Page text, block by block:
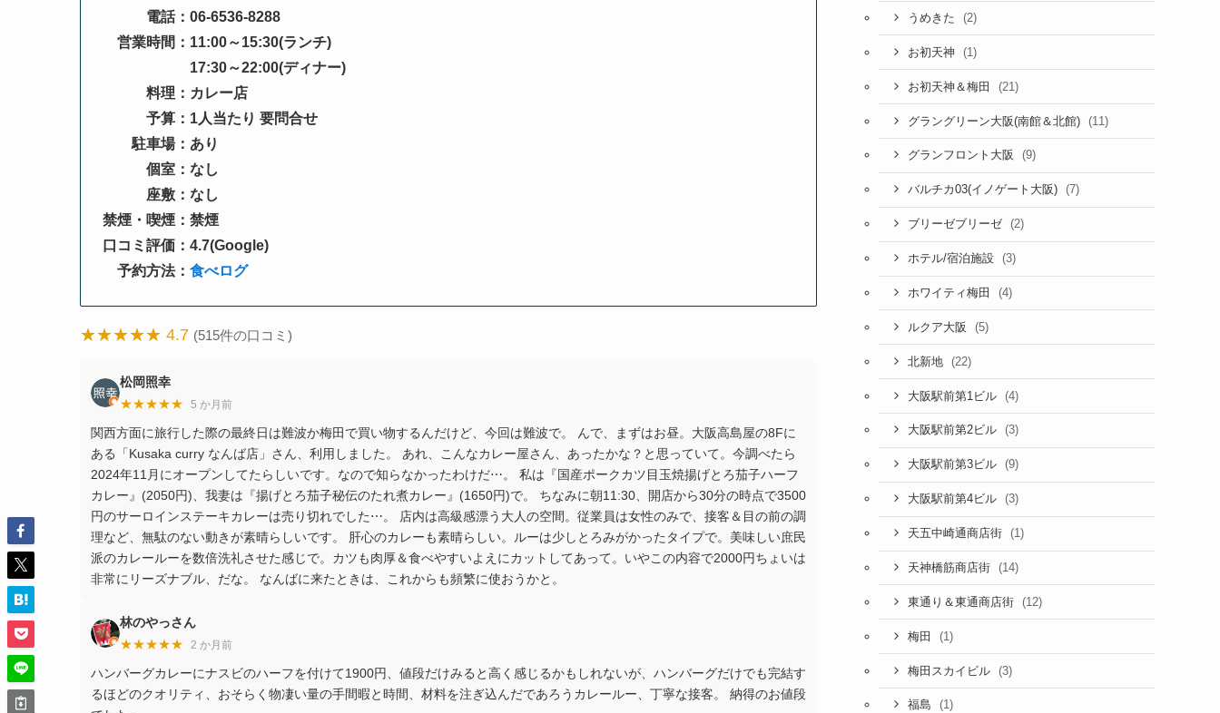
電話：06-6536-8288
営業時間：11:00～15:30(ランチ)
17:30～22:00(ディナー)
料理：カレー店
予算：1人当たり 要問合せ
駐車場：あり
個室：なし
座敷：なし
禁煙・喫煙：禁煙
口コミ評価：4.7(Google)
予約方法： 食べログ
★★★★★ 4.7 (515件の口コミ)
松岡照幸
★★★★★ 5 か月前
関西方面に旅行した際の最終日は難波か梅田で買い物するんだけど、今回は難波で。 んで、まずはお昼。大阪高島屋の8Fに
ある「Kusaka curry なんば店」さん、利用しました。 あれ、こんなカレー屋さん、あったかな？と思っていて。今調べたら
2024年11月にオープンしてたらしいです。なので知らなかったわけだ⋯。 私は『国産ポークカツ目玉焼揚げとろ茄子ハーフ
カレー』(2050円)、我妻は『揚げとろ茄子秘伝のたれ煮カレー』(1650円)で。 ちなみに朝11:30、開店から30分の時点で3500
円のサーロインステーキカレーは売り切れでした⋯。 店内は高級感漂う大人の空間。従業員は女性のみで、接客＆目の前の調
理など、無駄のない動きが素晴らしいです。 肝心のカレーも素晴らしい。ルーは少しとろみがかったタイプで。美味しい庶民
派のカレールーを数倍洗礼させた感じで。カツも肉厚＆食べやすいよえにカットしてあって。いやこの内容で2000円ちょいは
非常にリーズナブル、だな。 なんばに来たときは、これからも頻繁に使おうかと。
林のやっさん
★★★★★ 2 か月前
ハンバーグカレーにナスビのハーフを付けて1900円、値段だけみると高く感じるかもしれないが、ハンバーグだけでも完結す
るほどのクオリティ、おそらく物凄い量の手間暇と時間、材料を注ぎ込んだであろうカレールー、丁寧な接客。 納得のお値段
うめきた (2)
お初天神 (1)
お初天神＆梅田 (21)
グラングリーン大阪(南館＆北館) (11)
グランフロント大阪 (9)
バルチカ03(イノゲート大阪) (7)
ブリーゼブリーゼ (2)
ホテル/宿泊施設 (3)
ホワイティ梅田 (4)
ルクア大阪 (5)
北新地 (22)
大阪駅前第1ビル (4)
大阪駅前第2ビル (3)
大阪駅前第3ビル (9)
大阪駅前第4ビル (3)
天五中崎通商店街 (1)
天神橋筋商店街 (14)
東通り＆東通商店街 (12)
梅田 (1)
梅田スカイビル (3)
福島 (1)